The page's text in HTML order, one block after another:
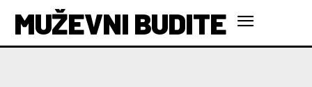
MUŽEVNI BUDITE